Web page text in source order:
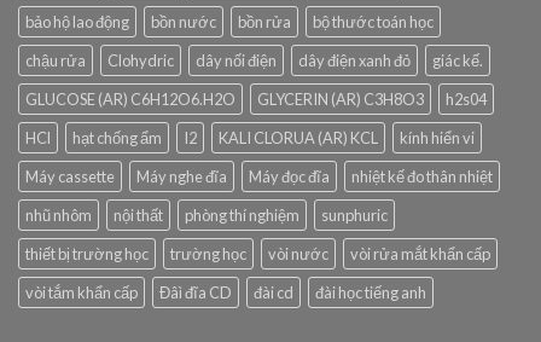
bảo hộ lao động
bồn nước bồn rửa
bộ thước toán học
chậu rửa
Clohydric dây nối điện dây điện xanh đỏ
giác kế.
GLUCOSE (AR) C6H12O6.H2O
GLYCERIN (AR) C3H8O3
h2s04
HCl
hạt chống ẩm I2 KALI CLORUA (AR) KCL
kính hiển vi
Máy cassette
Máy nghe đĩa Máy đọc đĩa
nhiệt kế đo thân nhiệt
nhũ nhôm
nội thất phòng thí nghiệm
sunphuric
thiết bị trường học
trường học vòi nước
vòi rửa mắt khẩn cấp
vòi tắm khẩn cấp
Đâì đĩa CD đài cd đài học tiếng anh